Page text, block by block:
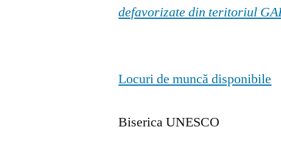
defavorizate din teritoriul
Locuri de muncă disponibile
Biserica UNESCO